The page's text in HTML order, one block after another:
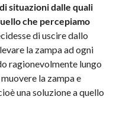
situazioni dalle quali
che percepiamo
di uscire dallo
la zampa ad ogni
ragionevolmente lungo
la zampa e
una soluzione a quello